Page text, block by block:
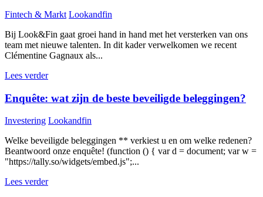
Fintech & Markt Lookandfin
Bij Look&Fin gaat groei hand in hand met het versterken van ons
team met nieuwe talenten. In dit kader verwelkomen we recent
Clémentine Gagnaux als...
Lees verder
Enquête: wat zijn de beste beveiligde beleggingen?
Investering Lookandfin
Welke beveiligde beleggingen ** verkiest u en om welke redenen?
Beantwoord onze enquête! (function () { var d = document; var w =
"https://tally.so/widgets/embed.js";...
Lees verder